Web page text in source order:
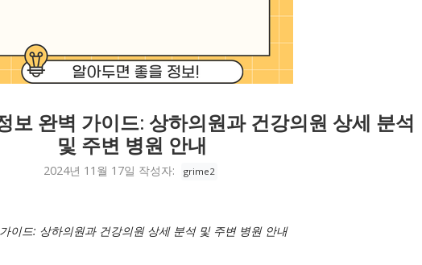
보 완벽 가이드: 상하의원과 건강의원 상세 분석
및 주변 병원 안내
2024년 11월 17일 작성자: grime2
이드: 상하의원과 건강의원 상세 분석 및 주변 병원 안내